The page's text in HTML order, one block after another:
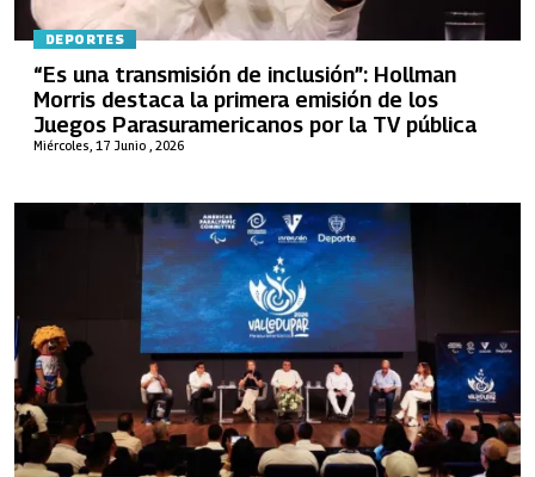
DEPORTES
Miércoles, 17 Junio , 2026
“Es una transmisión de inclusión”: Hollman
Morris destaca la primera emisión de los
Juegos Parasuramericanos por la TV pública